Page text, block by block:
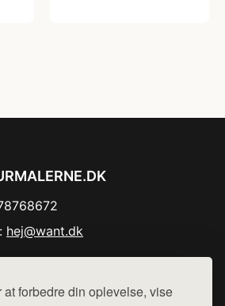
forbedre din oplevelse, vise
hej@want.dk